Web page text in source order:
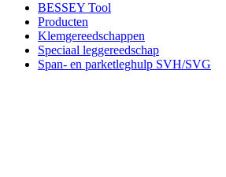
BESSEY Tool
Producten
Klemgereedschappen
Speciaal leggereedschap
Span- en parketleghulp SVH/SVG